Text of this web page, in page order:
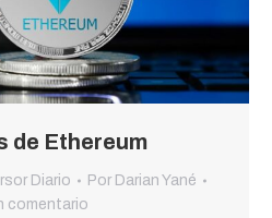
de Ethereum
Diario Por Darian Yané
comentario